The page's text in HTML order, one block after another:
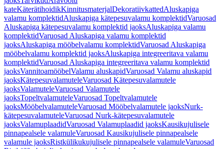
kateKäterätihoidikKinnitusmaterjalDekoratiivkattedAluskapiga
valamu komplektidAluskapiga kätepesuvalamu komplektidVaruosad
Aluskapiga kätepesuvalamu komplektid jaoksAluskapiga valamu
komplektidVaruosad Aluskapiga valamu komplektid
jaoksAluskapiga mööbelvalamu komplektidVaruosad Aluskapiga
mööbelvalamu komplektid jaoksAluskapiga integreeritava valamu
komplektidVaruosad Aluskapiga integreeritava valamu komplektid
jaoksVannitoamööbelValamu aluskapidVaruosad Valamu aluskapid
jaoksKätepesuvalamuteleVaruosad Kätepesuvalamutele
jaoksValamuteleVaruosad Valamutele
jaoksTopeltvalamuteleVaruosad Topeltvalamutele
jaoksMööbelvalamuteleVaruosad Mööbelvalamutele jaoksNurk-
kätepesuvalamuteleVaruosad Nurk-kätepesuvalamutele
jaoksValamuplaadidVaruosad Valamuplaadid jaoksKausikujulisele
pinnapealsele valamuleVaruosad Kausikujulisele pinnapealsele
valamule jaoksRistkülikukujulisele pinnapealsele valamuleVaruosad